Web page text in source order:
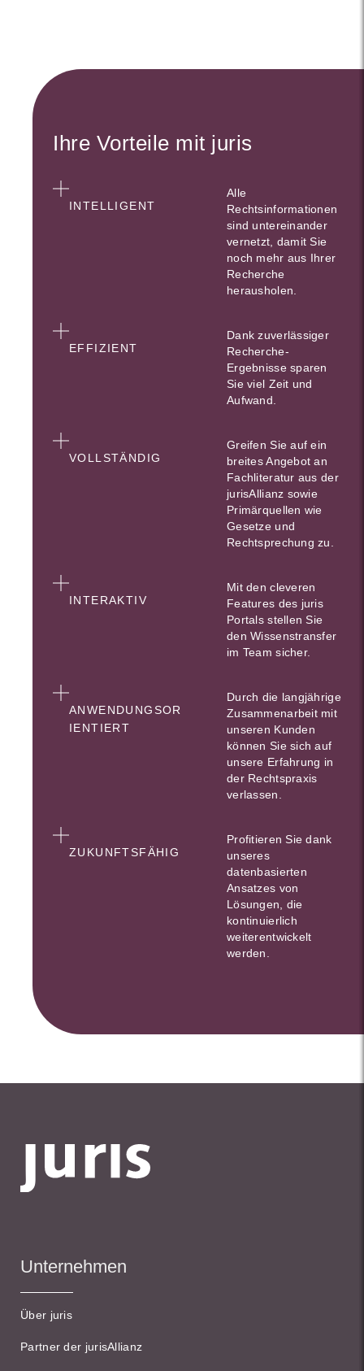
Ihre Vorteile mit juris
INTELLIGENT
Alle
Rechtsinformationen
sind untereinander
vernetzt, damit Sie
noch mehr aus Ihrer
Recherche
herausholen.
EFFIZIENT
Dank zuverlässiger
Recherche-
Ergebnisse sparen
Sie viel Zeit und
Aufwand.
VOLLSTÄNDIG
Greifen Sie auf ein
breites Angebot an
Fachliteratur aus der
jurisAllianz sowie
Primärquellen wie
Gesetze und
Rechtsprechung zu.
INTERAKTIV
Mit den cleveren
Features des juris
Portals stellen Sie
den Wissenstransfer
im Team sicher.
ANWENDUNGSOR
IENTIERT
Durch die langjährige
Zusammenarbeit mit
unseren Kunden
können Sie sich auf
unsere Erfahrung in
der Rechtspraxis
verlassen.
ZUKUNFTSFÄHIG
Profitieren Sie dank
unseres
datenbasierten
Ansatzes von
Lösungen, die
kontinuierlich
weiterentwickelt
werden.
Unternehmen
Über juris
Partner der jurisAllianz